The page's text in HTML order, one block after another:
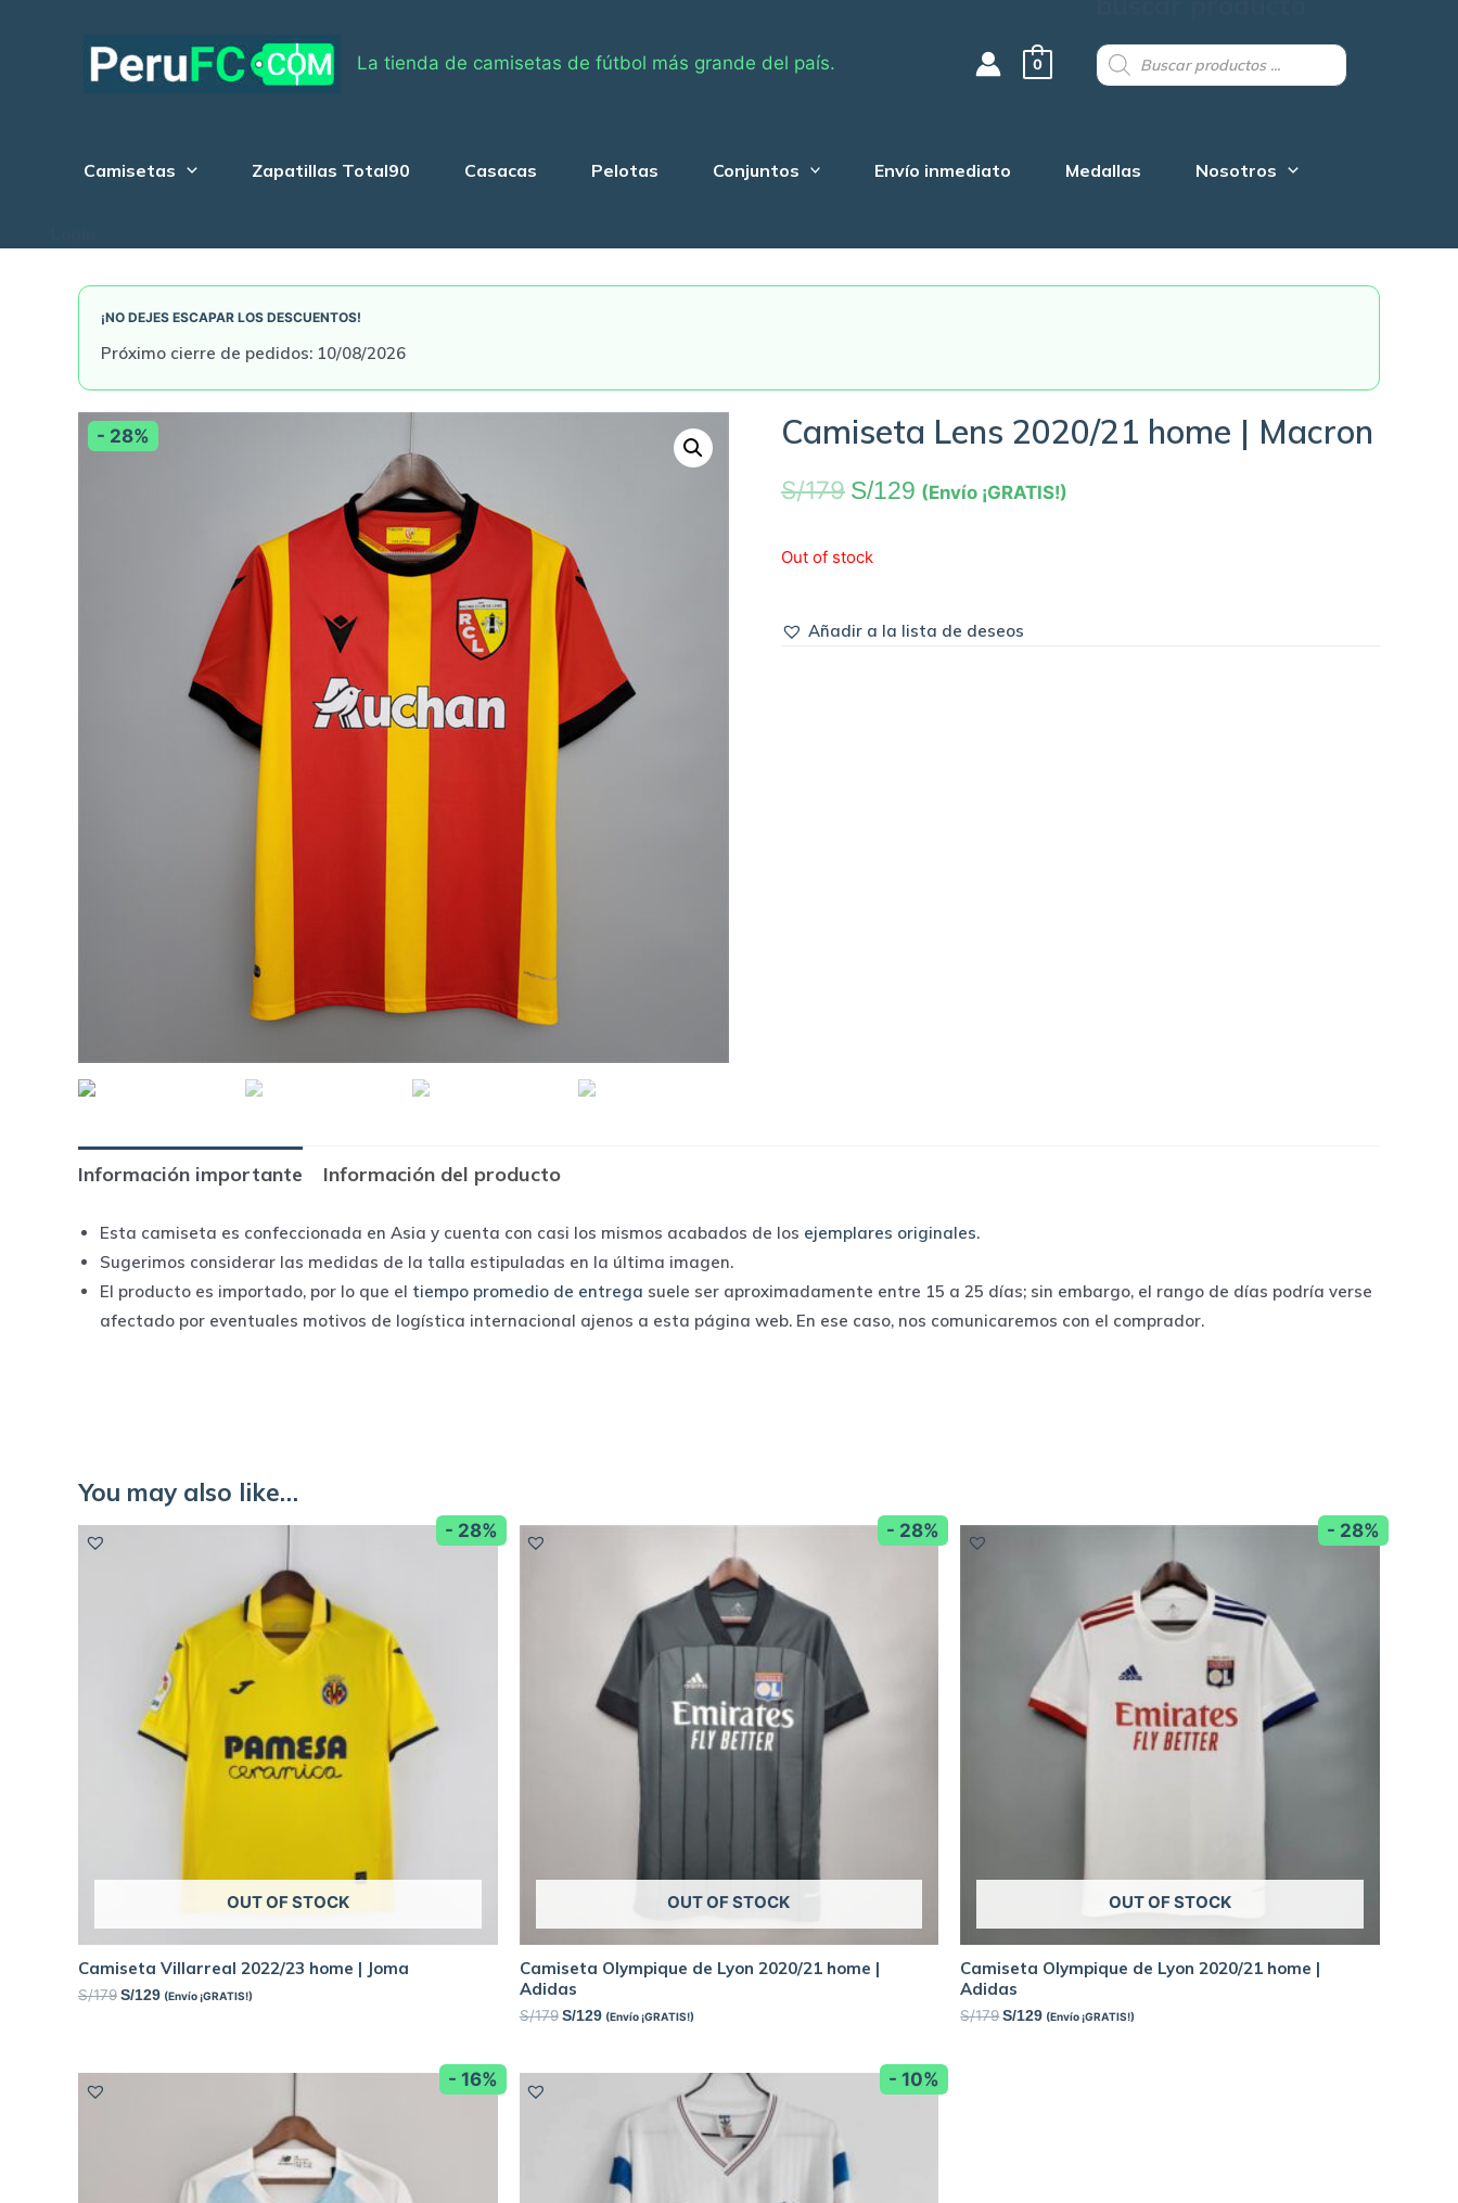
La tienda de camisetas de fútbol más grande del país. 0
Products
search
Camisetas Zapatillas Total90 Casacas Pelotas Conjuntos Envío inmediato Medallas Nosotros
¡NO DEJES ESCAPAR LOS DESCUENTOS!
Próximo cierre de pedidos: 10/08/2026
- 28% Camiseta Lens 2020/21 home | Macron
S/179 S/129 (Envío ¡GRATIS!)
Out of stock
Añadir a la lista de deseos
Información importante Información del producto
Esta camiseta es confeccionada en Asia y cuenta con casi los mismos acabados de los ejemplares originales.
Sugerimos considerar las medidas de la talla estipuladas en la última imagen.
El producto es importado, por lo que el tiempo promedio de entrega suele ser aproximadamente entre 15 a 25 días; sin embargo, el rango de días podría verse
afectado por eventuales motivos de logística internacional ajenos a esta página web. En ese caso, nos comunicaremos con el comprador.
You may also like…
- 28%
OUT OF STOCK
Camiseta Villarreal 2022/23 home | Joma
S/179 S/129 (Envío ¡GRATIS!)
- 28%
OUT OF STOCK
Camiseta Olympique de Lyon 2020/21 home |
Adidas
S/179 S/129 (Envío ¡GRATIS!)
- 28%
OUT OF STOCK
Camiseta Olympique de Lyon 2020/21 home |
Adidas
S/179 S/129 (Envío ¡GRATIS!)
- 16% - 10%